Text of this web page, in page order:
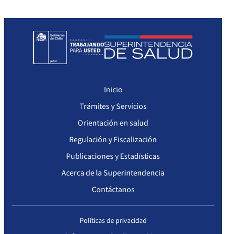
Llamados a concurso de personal
Otras Resoluciones
Actas Consejo Consultivo Ley Corta de Isapres
Inicio
Trámites y Servicios
Orientación en salud
Regulación y Fiscalización
Publicaciones y Estadísticas
Acerca de la Superintendencia
Contáctanos
Políticas de privacidad